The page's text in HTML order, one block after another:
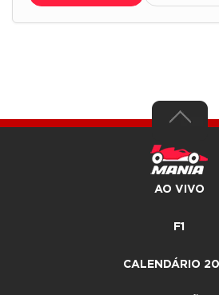
AO VIVO
F1
CALENDÁRIO